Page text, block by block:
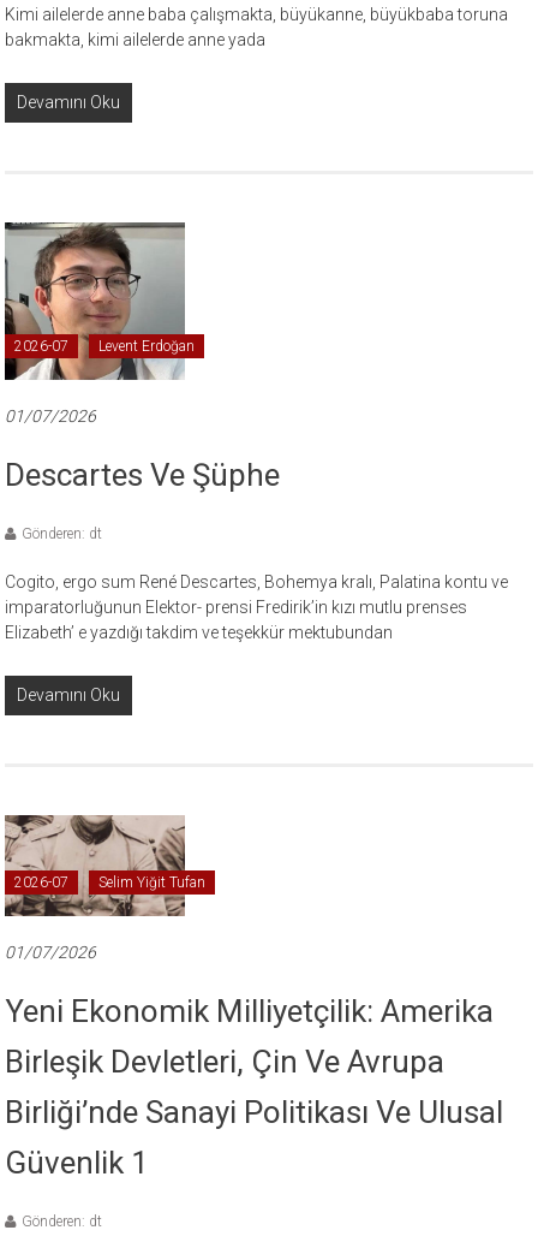
Kimi ailelerde anne baba çalışmakta, büyükanne, büyükbaba toruna
bakmakta, kimi ailelerde anne yada
Devamını Oku
2026-07 Levent Erdoğan
01/07/2026
Descartes Ve Şüphe
Gönderen: dt
Cogito, ergo sum René Descartes, Bohemya kralı, Palatina kontu ve
imparatorluğunun Elektor- prensi Fredirik’in kızı mutlu prenses
Elizabeth’ e yazdığı takdim ve teşekkür mektubundan
Devamını Oku
2026-07 Selim Yiğit Tufan
01/07/2026
Yeni Ekonomik Milliyetçilik: Amerika
Birleşik Devletleri, Çin Ve Avrupa
Birliği’nde Sanayi Politikası Ve Ulusal
Güvenlik 1
Gönderen: dt